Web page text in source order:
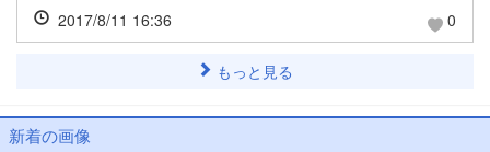
2017/8/11 16:36
0
もっと見る
新着の画像